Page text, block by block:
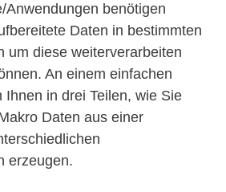
Anwendungen benötigen
Daten in bestimmten
um diese weiterverarbeiten
An einem einfachen
Ihnen in drei Teilen, wie Sie
Daten aus einer
erzeugen.